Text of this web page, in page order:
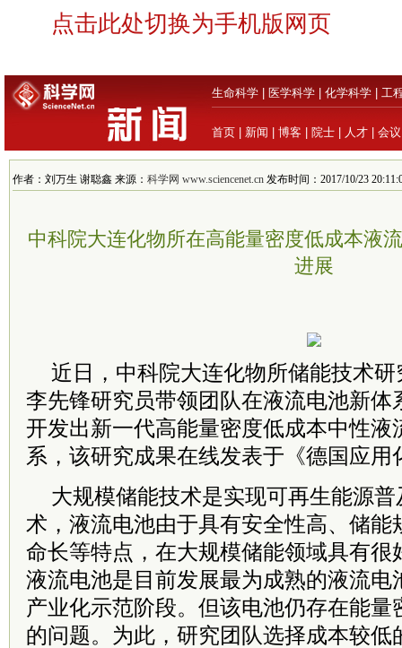
点击此处切换为手机版网页
生命科学 医学科学 化学科学 工
首页 新闻 博客 院士 人才 会议
作者：刘万生 谢聪鑫 来源： 科学网 www.sciencenet.cn 发布时间：2017/10/23
中科院大连化物所在高能量密度低成本液
进展
近日，中科院大连化物所储能技术
李先锋研究员带领团队在液流电池新体
开发出新一代高能量密度低成本中性液
系，该研究成果在线发表于《德国应用
大规模储能技术是实现可再生能源
术，液流电池由于具有安全性高、储能
命长等特点，在大规模储能领域具有很
液流电池是目前发展最为成熟的液流电
产业化示范阶段。但该电池仍存在能量
的问题。为此，研究团队选择成本较低